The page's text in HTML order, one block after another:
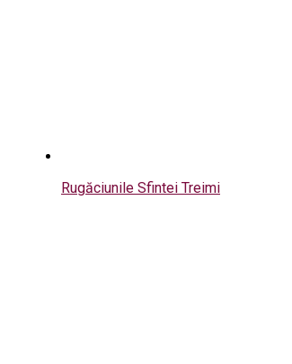
Rugăciunile Sfintei Treimi